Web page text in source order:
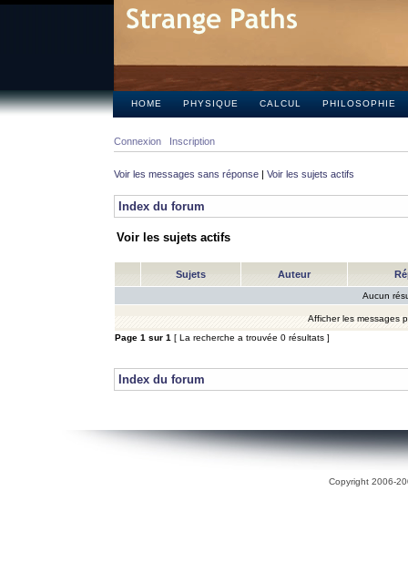
HOME PHYSIQUE CALCUL PHILOSOPHIE
Connexion Inscription
Voir les messages sans réponse | Voir les sujets actifs
Index du forum
Voir les sujets actifs
Sujets Auteur
Aucun
Afficher les messages
Page 1 sur 1 [ La recherche a trouvée 0 résultats ]
Index du forum
Copyright 2006-